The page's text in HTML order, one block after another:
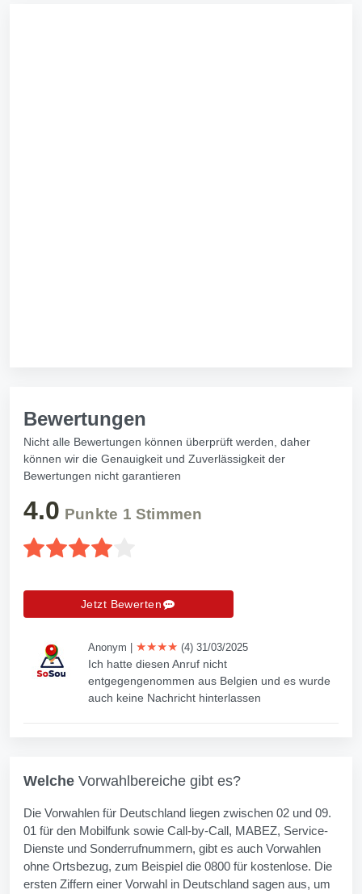
Bewertungen
Nicht alle Bewertungen können überprüft werden, daher
können wir die Genauigkeit und Zuverlässigkeit der
Bewertungen nicht garantieren
4.0 Punkte 1 Stimmen
Jetzt Bewerten
Anonym ★★★★ (4) 31/03/2025
Ich hatte diesen Anruf nicht
entgegengenommen aus Belgien und es wurde
auch keine Nachricht hinterlassen
Welche Vorwahlbereiche gibt es?
Die Vorwahlen für Deutschland liegen zwischen 02 und 09.
01 für den Mobilfunk sowie Call-by-Call, MABEZ, Service-
Dienste und Sonderrufnummern, gibt es auch Vorwahlen
ohne Ortsbezug, zum Beispiel die 0800 für kostenlose. Die
ersten Ziffern einer Vorwahl in Deutschland sagen aus, um